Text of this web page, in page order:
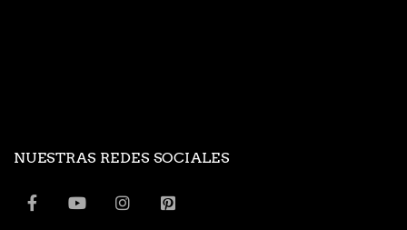
NUESTRAS REDES SOCIALES